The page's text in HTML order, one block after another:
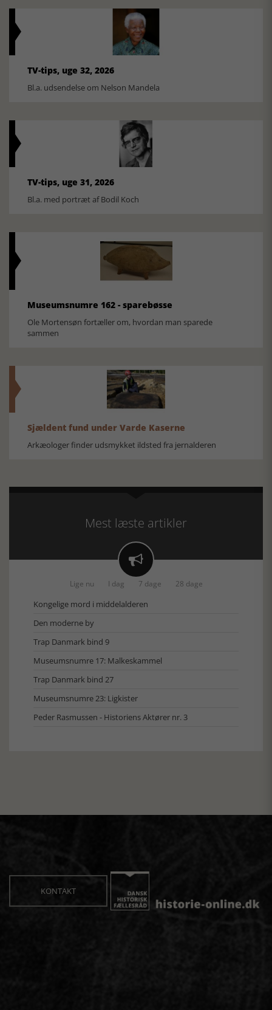
TV-tips, uge 32, 2026
Bl.a. udsendelse om Nelson Mandela
TV-tips, uge 31, 2026
Bl.a. med portræt af Bodil Koch
Museumsnumre 162 - sparebøsse
Ole Mortensøn fortæller om, hvordan man sparede
sammen
Sjældent fund under Varde Kaserne
Arkæologer finder udsmykket ildsted fra jernalderen
Mest læste artikler

Lige nu I dag 7 dage 28 dage
Kongelige mord i middelalderen
Den moderne by
Trap Danmark bind 9
Museumsnumre 17: Malkeskammel
Trap Danmark bind 27
Museumsnumre 23: Ligkister
Peder Rasmussen - Historiens Aktører nr. 3
KONTAKT